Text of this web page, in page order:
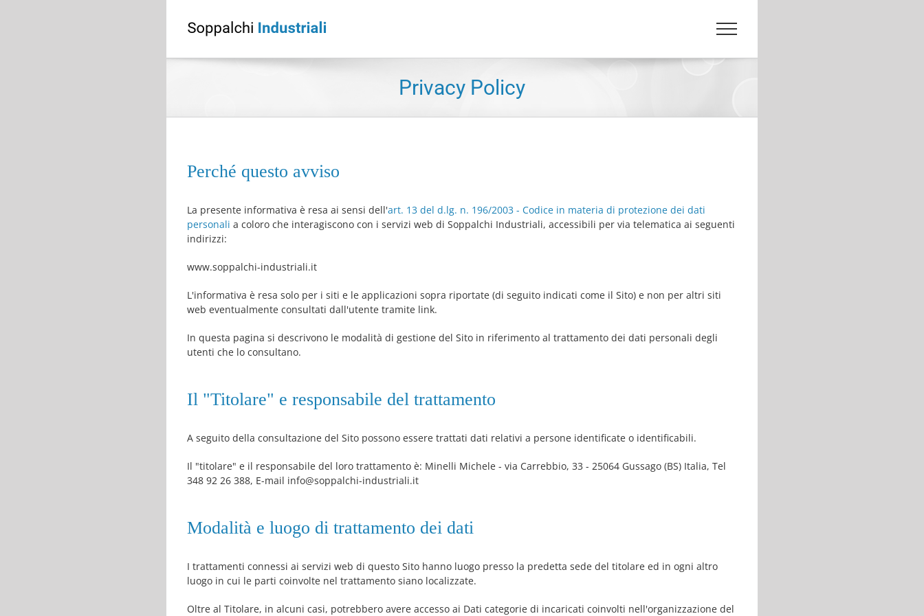
Privacy Policy
Perché questo avviso
La presente informativa è resa ai sensi dell'art. 13 del d.lg. n. 196/2003 - Codice in materia di protezione dei dati
personali a coloro che interagiscono con i servizi web di Soppalchi Industriali, accessibili per via telematica ai seguenti
indirizzi:
www.soppalchi-industriali.it
L'informativa è resa solo per i siti e le applicazioni sopra riportate (di seguito indicati come il Sito) e non per altri siti
web eventualmente consultati dall'utente tramite link.
In questa pagina si descrivono le modalità di gestione del Sito in riferimento al trattamento dei dati personali degli
utenti che lo consultano.
Il "Titolare" e responsabile del trattamento
A seguito della consultazione del Sito possono essere trattati dati relativi a persone identificate o identificabili.
Il "titolare" e il responsabile del loro trattamento è: Minelli Michele - via Carrebbio, 33 - 25064 Gussago (BS) Italia, Tel
348 92 26 388, E-mail info@soppalchi-industriali.it
Modalità e luogo di trattamento dei dati
I trattamenti connessi ai servizi web di questo Sito hanno luogo presso la predetta sede del titolare ed in ogni altro
luogo in cui le parti coinvolte nel trattamento siano localizzate.
Oltre al Titolare, in alcuni casi, potrebbero avere accesso ai Dati categorie di incaricati coinvolti nell'organizzazione del